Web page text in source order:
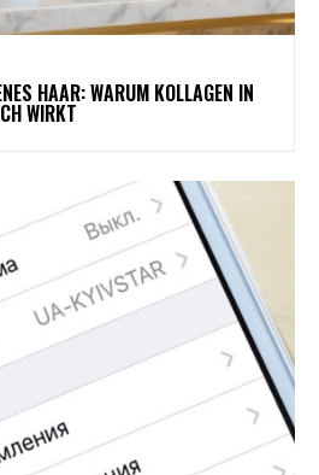
HAAR: WARUM KOLLAGEN IN
WIRKT